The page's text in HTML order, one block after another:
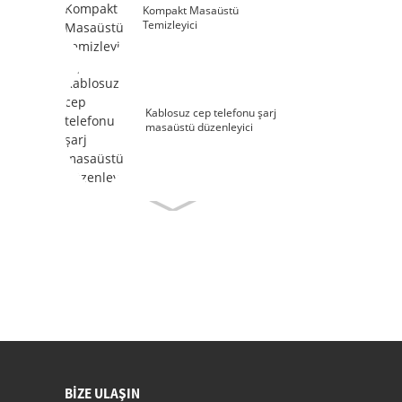
Kompakt Masaüstü
Temizleyici
Kablosuz cep telefonu şarj
masaüstü düzenleyici
BIZE ULAŞIN